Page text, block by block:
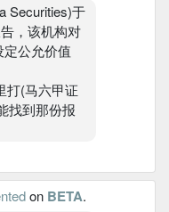
Securities)于
，该机构对
公允价值
打(马六甲证
找到那份报
on BETA.